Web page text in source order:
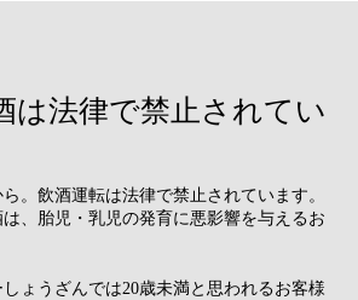
は法律で禁止されてい
。飲酒運転は法律で禁止されています。
、胎児・乳児の発育に悪影響を与えるお
ょうざんでは20歳未満と思われるお客様